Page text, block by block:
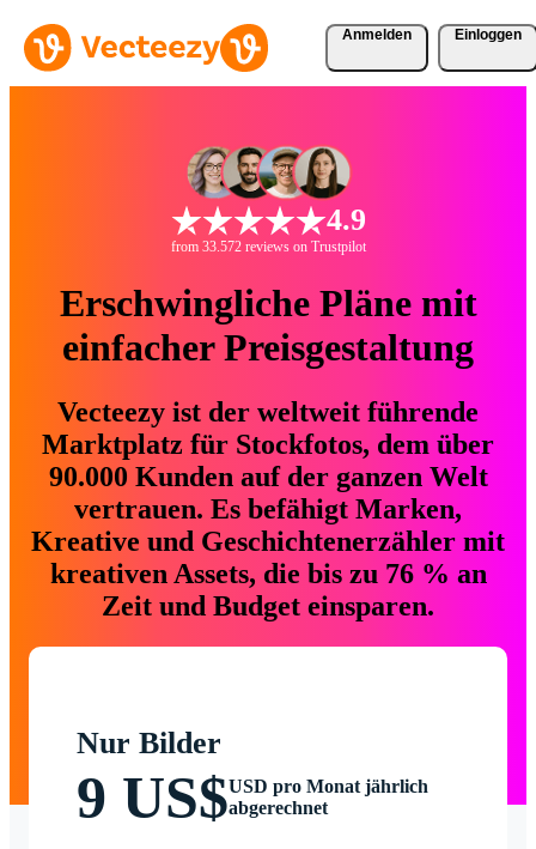
Anmelden Einloggen
4.9
from 33.572 reviews on Trustpilot
Erschwingliche Pläne mit
einfacher Preisgestaltung
Vecteezy ist der weltweit führende
Marktplatz für Stockfotos, dem über
90.000 Kunden auf der ganzen Welt
vertrauen. Es befähigt Marken,
Kreative und Geschichtenerzähler mit
kreativen Assets, die bis zu 76 % an
Zeit und Budget einsparen.
Nur Bilder
9 US$USD pro Monat jährlich
abgerechnet